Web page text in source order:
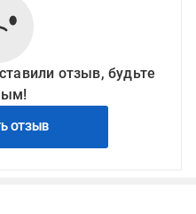
отзыв, будьте
ОТЗЫВ